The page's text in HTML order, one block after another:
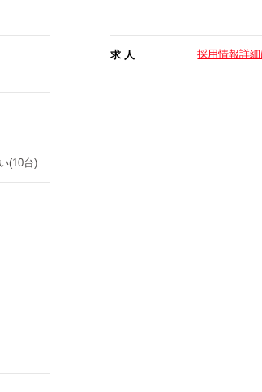
(10台)
求 人 採用情報詳